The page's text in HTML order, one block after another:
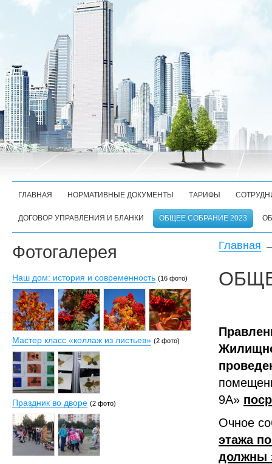
ГЛАВНАЯ НОРМАТИВНЫЕ ДОКУМЕНТЫ ТАРИФЫ
ДОГОВОР УПРАВЛЕНИЯ И БЛАНКИ ОБЩЕЕ СОБРАНИЕ 2023
Фотогалерея
Наш дом: история и современность (16 фото)
Мастер класс «коллаж из листьев» (2 фото)
Праздник во дворе (2 фото)
Главная
9А»
Очное
этажа
должны